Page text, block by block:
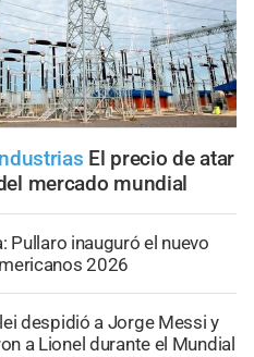
El precio de atar
mercado mundial
Pullaro inauguró el nuevo
2026
despidió a Jorge Messi y
a Lionel durante el Mundial